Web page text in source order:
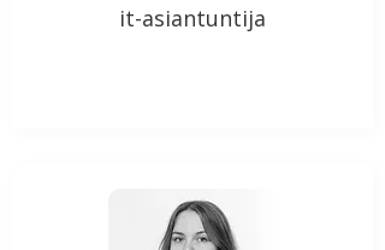
it-asiantuntija